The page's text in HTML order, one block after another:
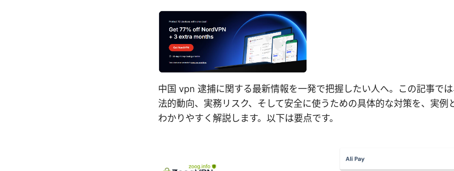
中国 vpn 逮捕に関する最新情報を一発で把握したい人へ。この記事で
法的動向、実務リスク、そして安全に使うための具体的な対策を、実例
わかりやすく解説します。以下は要点です。